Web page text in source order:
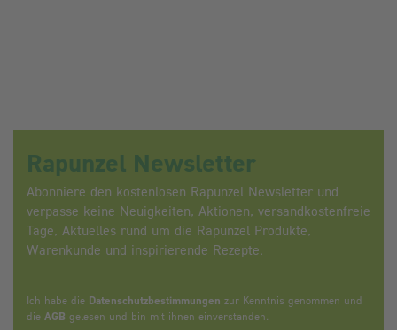
Rapunzel Newsletter
Abonniere den kostenlosen Rapunzel Newsletter und
verpasse keine Neuigkeiten, Aktionen, versandkostenfreie
Tage, Aktuelles rund um die Rapunzel Produkte,
Warenkunde und inspirierende Rezepte.
Ich habe die Datenschutzbestimmungen zur Kenntnis genommen und
die AGB gelesen und bin mit ihnen einverstanden.